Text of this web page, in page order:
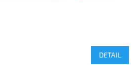
DETAIL